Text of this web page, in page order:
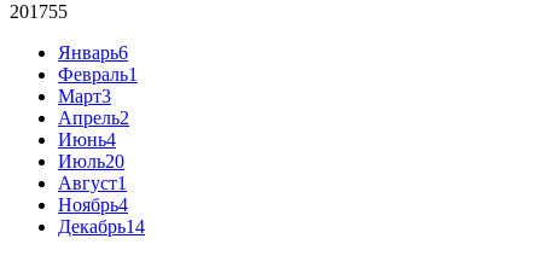
201755
Январь6
Февраль1
Март3
Апрель2
Июнь4
Июль20
Август1
Ноябрь4
Декабрь14